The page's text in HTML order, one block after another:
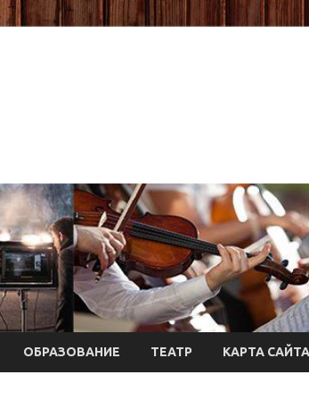
ОБРАЗОВАНИЕ ТЕАТР КАРТА САЙТА